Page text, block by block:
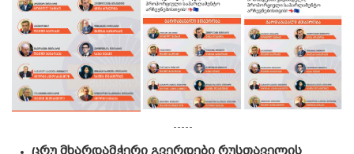
-----
ცრუ მხარდამჭერი გვერდები რუსთაველის